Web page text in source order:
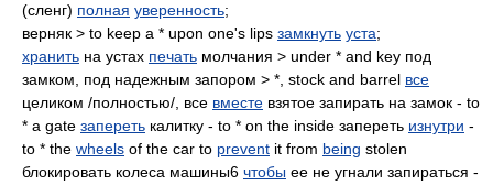
(сленг) полная уверенность;
верняк > to keep a * upon one's lips замкнуть уста;
хранить на устах печать молчания > under * and key под
замком, под надежным запором > *, stock and barrel все
целиком /полностью/, все вместе взятое запирать на замок - to
* a gate запереть калитку - to * on the inside запереть изнутри -
to * the wheels of the car to prevent it from being stolen
блокировать колеса машины6 чтобы ее не угнали запираться -